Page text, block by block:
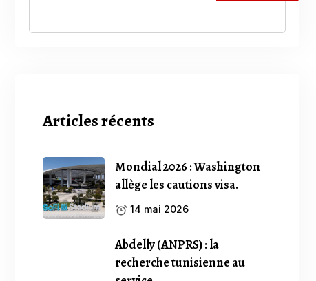
Articles récents
Mondial 2026 : Washington
allège les cautions visa.
14 mai 2026
Abdelly (ANPRS) : la
recherche tunisienne au